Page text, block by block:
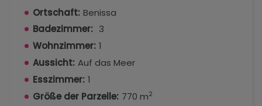
Ortschaft: Benissa
Badezimmer: 3
Wohnzimmer: 1
Aussicht: Auf das Meer
Esszimmer: 1
Größe der Parzelle: 770 m2